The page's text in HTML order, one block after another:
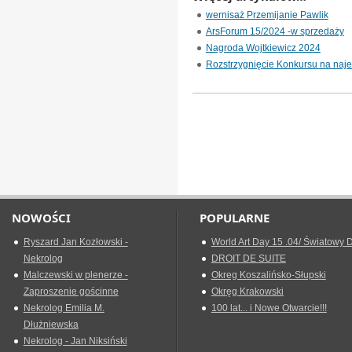
wernisaż Przemijanie Pawlik
ArsForum 15/2024 -w sprzedaży
Nagroda Wojtkiewicz 2024
Rozstrzygnięcie Konkursu na
NOWOŚCI
Ryszard Jan Kozłowski -
Nekrolog
Malczewski w plenerze -
Zaproszenie gościnne
Nekrolog Emilia M.
Dłużniewska
Nekrolog - Jan Niksiński
POPULARNE
World Art Day 15 .04/ Światowy
DROIT DE SUITE
Okreg Koszalińsko-Słupski
Okręg Krakowski
100 lat... i Nowe Otwarcie!!!